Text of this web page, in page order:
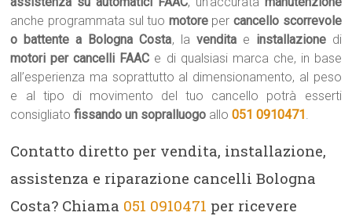
anche programmata sul tuo motoreper cancello scorrevole
o battente a Bologna Costa, la venditae installazionedi
motori per cancelli FAAC e di qualsiasi marca che, in base
all’esperienza ma soprattutto al dimensionamento, al peso
e al tipo di movimento del tuo cancello potrà esserti
consigliatofissando un sopralluogo allo051 0910471.
Contatto diretto per vendita, installazione,
assistenza e riparazione cancelli Bologna
Costa? Chiama 051 0910471 per ricevere